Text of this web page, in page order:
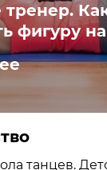
фигуру
танцев.